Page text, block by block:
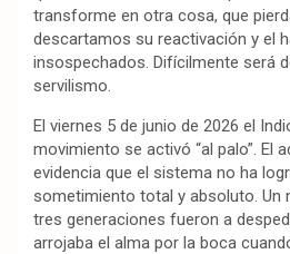
transforme en otra cosa, que
descartamos su reactivación y el
insospechados. Difícilmente será
servilismo.
El viernes 5 de junio de 2026 el
movimiento se activó “al palo”. El
evidencia que el sistema no ha
sometimiento total y absoluto. Un
tres generaciones fueron a
arrojaba el alma por la boca